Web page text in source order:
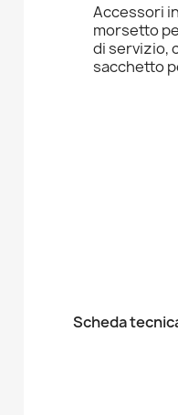
Accessori
morsetto
di servizio,
sacchetto
Scheda